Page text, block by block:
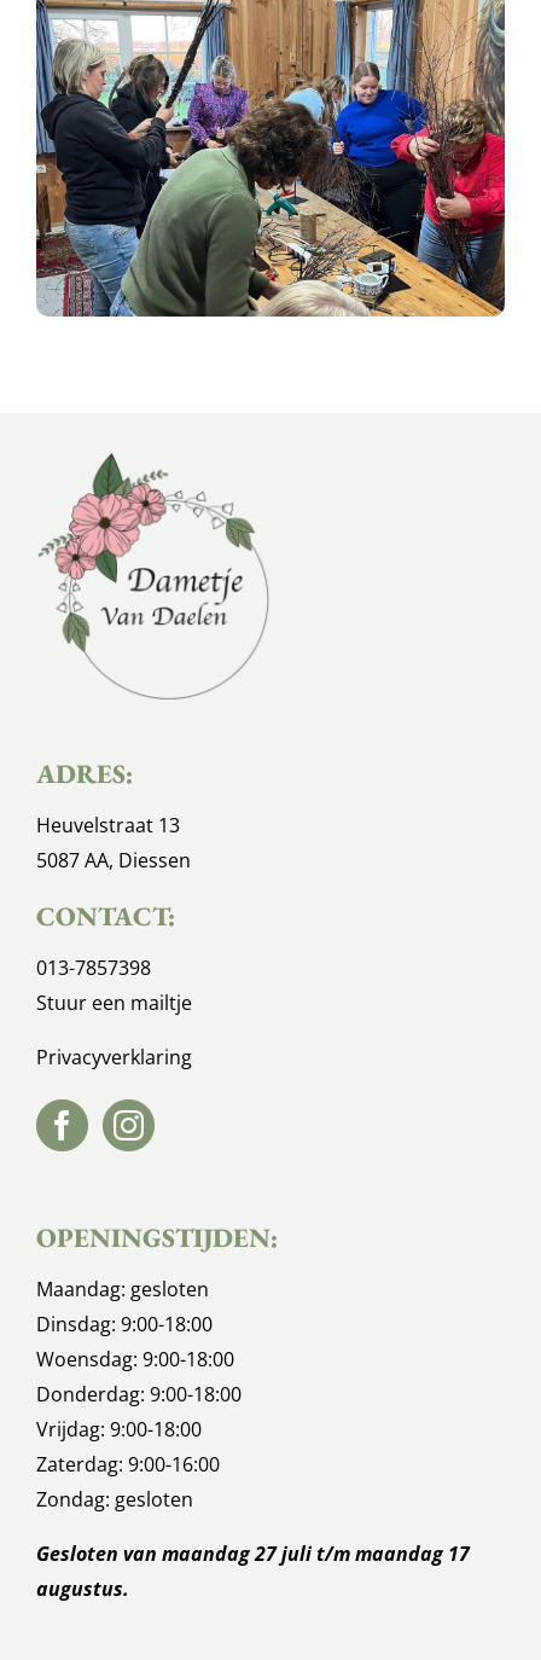
ADRES:
Heuvelstraat 13
5087 AA, Diessen
CONTACT:
013-7857398
Stuur een mailtje
Privacyverklaring
OPENINGSTIJDEN:
Maandag: gesloten
Dinsdag: 9:00-18:00
Woensdag: 9:00-18:00
Donderdag: 9:00-18:00
Vrijdag: 9:00-18:00
Zaterdag: 9:00-16:00
Zondag: gesloten
Gesloten van maandag 27 juli t/m maandag 17
augustus.